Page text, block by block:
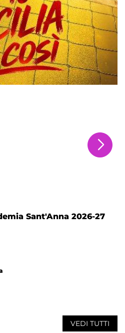
Sant'Anna 2026-27
VEDI TUTTI